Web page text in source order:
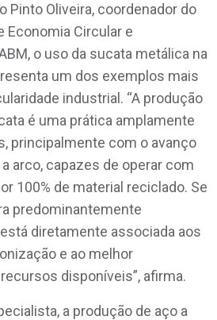
Pinto Oliveira, coordenador do
Economia Circular e
o uso da sucata metálica na
um dos exemplos mais
industrial. “A produção
é uma prática amplamente
principalmente com o avanço
arco, capazes de operar com
100% de material reciclado. Se
predominantemente
diretamente associada aos
e ao melhor
disponíveis”, afirma.
a produção de aço a